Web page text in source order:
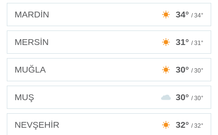
MARDİN 34° / 34°
MERSİN 31° / 31°
MUĞLA 30° / 30°
MUŞ 30° / 30°
NEVŞEHİR 32° / 32°